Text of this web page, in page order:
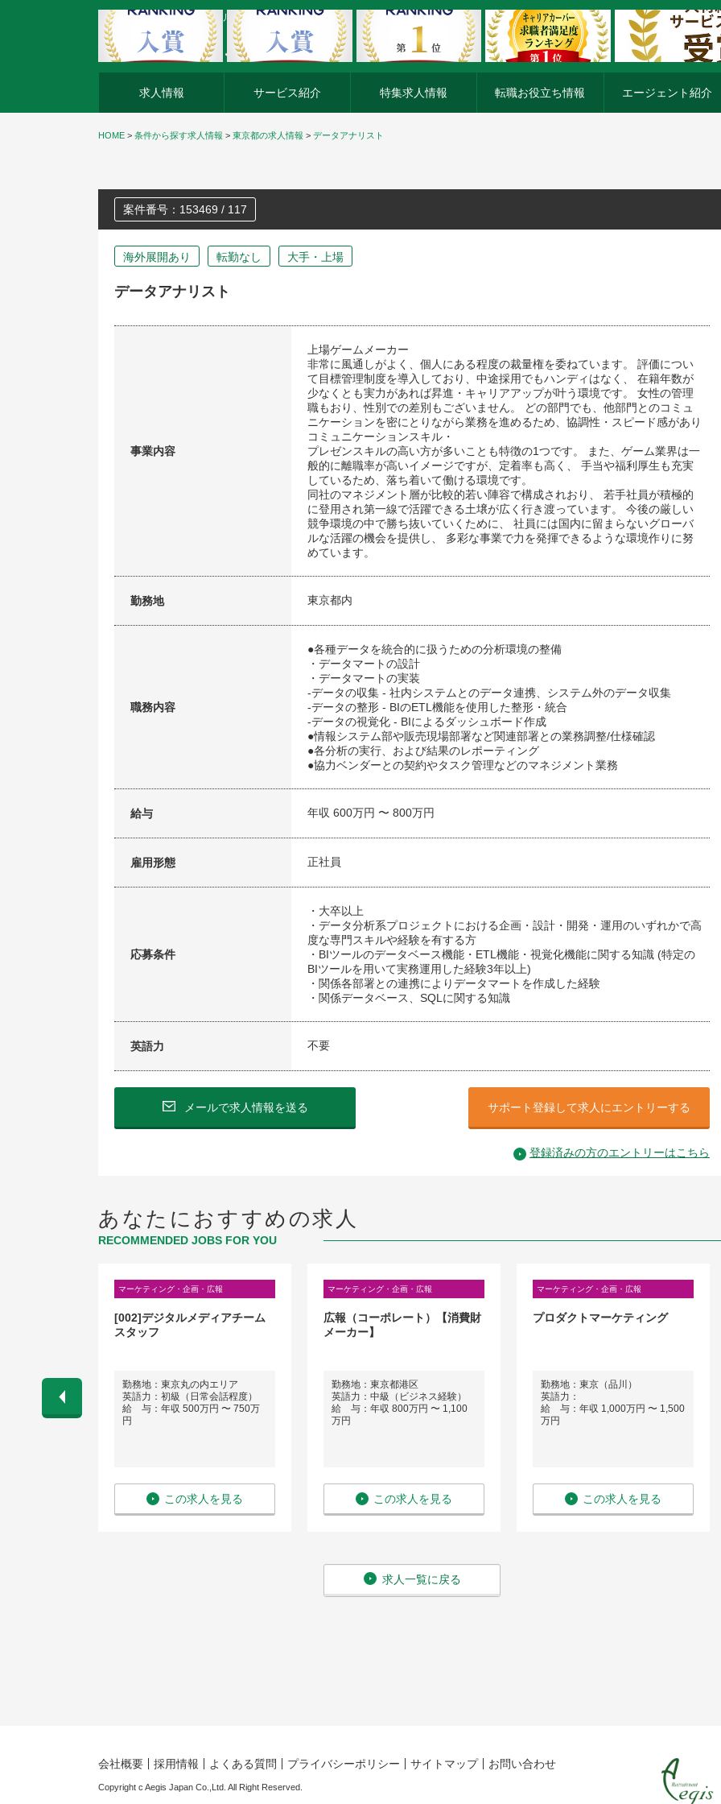
外資系企業の転職・キャリア転職ならアージスジャパン
求人情報 サービス紹介 特集求人情報 転職お役立ち情報 エージェント紹介
HOME > 条件から探す求人情報 > 東京都の求人情報 > データアナリスト
案件番号：153469 / 117
海外展開あり 転勤なし 大手・上場
データアナリスト
事業内容
上場ゲームメーカー
非常に風通しがよく、個人にある程度の裁量権を委ねています。 評価につい
て目標管理制度を導入しており、中途採用でもハンディはなく、 在籍年数が
少なくとも実力があれば昇進・キャリアアップが叶う環境です。 女性の管理
職もおり、性別での差別もございません。 どの部門でも、他部門とのコミュ
ニケーションを密にとりながら業務を進めるため、協調性・スピード感があり
コミュニケーションスキル・
プレゼンスキルの高い方が多いことも特徴の1つです。 また、ゲーム業界は一
般的に離職率が高いイメージですが、定着率も高く、 手当や福利厚生も充実
しているため、落ち着いて働ける環境です。
同社のマネジメント層が比較的若い陣容で構成されおり、 若手社員が積極的
に登用され第一線で活躍できる土壌が広く行き渡っています。 今後の厳しい
競争環境の中で勝ち抜いていくために、 社員には国内に留まらないグローバ
ルな活躍の機会を提供し、 多彩な事業で力を発揮できるような環境作りに努
めています。
勤務地 東京都内
職務内容
●各種データを統合的に扱うための分析環境の整備
・データマートの設計
・データマートの実装
-データの収集 - 社内システムとのデータ連携、システム外のデータ収集
-データの整形 - BIのETL機能を使用した整形・統合
-データの視覚化 - BIによるダッシュボード作成
●情報システム部や販売現場部署など関連部署との業務調整/仕様確認
●各分析の実行、および結果のレポーティング
●協力ベンダーとの契約やタスク管理などのマネジメント業務
給与 年収 600万円 〜 800万円
雇用形態 正社員
応募条件
・大卒以上
・データ分析系プロジェクトにおける企画・設計・開発・運用のいずれかで高
度な専門スキルや経験を有する方
・BIツールのデータベース機能・ETL機能・視覚化機能に関する知識 (特定の
BIツールを用いて実務運用した経験3年以上)
・関係各部署との連携によりデータマートを作成した経験
・関係データベース、SQLに関する知識
英語力 不要
メールで求人情報を送る サポート登録して求人にエントリーする
登録済みの方のエントリーはこちら
あなたにおすすめの求人
RECOMMENDED JOBS FOR YOU
マーケティング・企画・広報
[002]デジタルメディアチーム
スタッフ
勤務地：東京丸の内エリア
英語力：初級（日常会話程度）
給 与：年収 500万円 〜 750万
円
この求人を見る
マーケティング・企画・広報
広報（コーポレート）【消費財
メーカー】
勤務地：東京都港区
英語力：中級（ビジネス経験）
給 与：年収 800万円 〜 1,100
万円
この求人を見る
マーケティング・企画・広報
プロダクトマーケティング
勤務地：東京（品川）
英語力：
給 与：年収 1,000万円 〜 1,500
万円
この求人を見る
求人一覧に戻る
会社概要 採用情報 よくある質問 プライバシーポリシー サイトマップ お問い合わせ
Copyright c Aegis Japan Co.,Ltd. All Right Reserved.